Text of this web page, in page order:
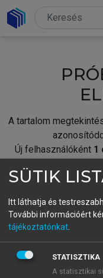
A tartalom
Új felhasználóként 1
fiókoddal,
A regisztráció után a
BELÉPÉS
SÜTIK
Itt láthatja és
További információért
tájékoztatónkat
STATISZTIKA
A statisztikai